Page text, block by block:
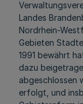
Landes
Nordrhein-
Gebieten
1991 bewährt
dazu
abgeschlossen
erfolgt, und